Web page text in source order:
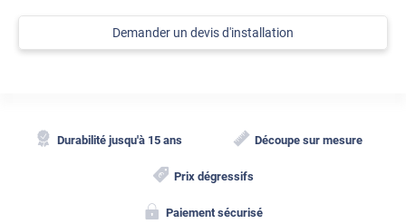
Demander un devis d'installation
Durabilité jusqu'à 15 ans Découpe sur mesure
Prix dégressifs
Paiement sécurisé